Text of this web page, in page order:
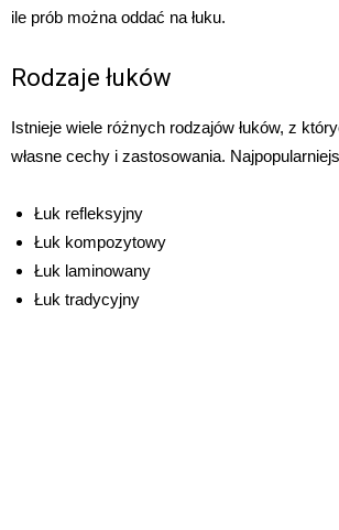
ile prób można oddać na łuku.
Rodzaje łuków
Istnieje wiele różnych rodzajów łuków, z
własne cechy i zastosowania.
Łuk refleksyjny
Łuk kompozytowy
Łuk laminowany
Łuk tradycyjny